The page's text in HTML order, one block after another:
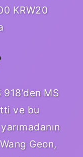
KRW20
MS
ve bu
Geon,